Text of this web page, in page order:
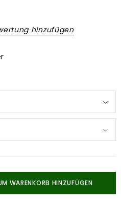
hinzufügen
WARENKORB HINZUFÜGEN